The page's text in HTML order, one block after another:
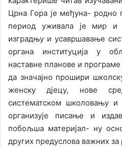
Црна Гора је међуна- родно
период уживала је мир и
изградњу и усавршавање
органа институција у
наставне планове и
да значајно прошири
женску дјецу, нове
систематском школовању
организује писање и
побољша материјал- ну
других предуслова важних за